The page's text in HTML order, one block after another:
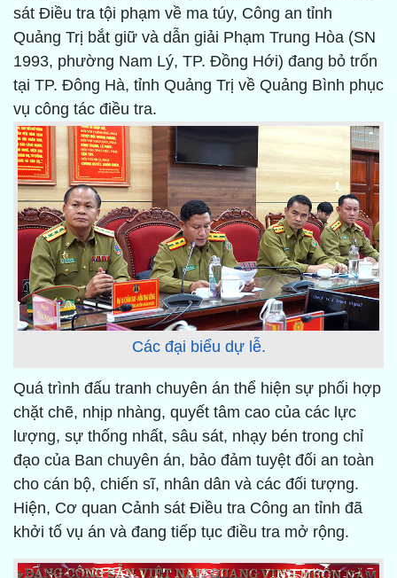
sát Điều tra tội phạm về ma túy, Công an tỉnh
Quảng Trị bắt giữ và dẫn giải Phạm Trung Hòa (SN
1993, phường Nam Lý, TP. Đồng Hới) đang bỏ trốn
tại TP. Đông Hà, tỉnh Quảng Trị về Quảng Bình phục
vụ công tác điều tra.
Các đại biểu dự lễ.
Quá trình đấu tranh chuyên án thể hiện sự phối hợp
chặt chẽ, nhịp nhàng, quyết tâm cao của các lực
lượng, sự thống nhất, sâu sát, nhạy bén trong chỉ
đạo của Ban chuyên án, bảo đảm tuyệt đối an toàn
cho cán bộ, chiến sĩ, nhân dân và các đối tượng.
Hiện, Cơ quan Cảnh sát Điều tra Công an tỉnh đã
khởi tố vụ án và đang tiếp tục điều tra mở rộng.